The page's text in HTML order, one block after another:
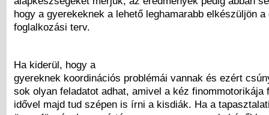
hogy a gyerekeknek a lehető leghamarabb elkészüljön
foglalkozási terv.
Ha kiderül, hogy a
gyereknek koordinációs problémái vannak és ezért
sok olyan feladatot adhat, amivel a kéz finommotorikája
idővel majd tud szépen is írni a kisdiák. Ha a